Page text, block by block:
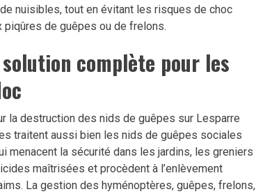
nuisibles, tout en évitant les risques de choc
de guêpes ou de frelons.
complète pour les
la destruction des nids de guêpes sur Lesparre
traitent aussi bien les nids de guêpes sociales
la sécurité dans les jardins, les greniers
maîtrisées et procèdent à l’enlèvement
La gestion des hyménoptères, guêpes, frelons,